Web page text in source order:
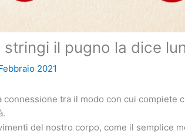
il pugno la dice
2021
tra il modo con cui compiete
del nostro corpo, come il semplice